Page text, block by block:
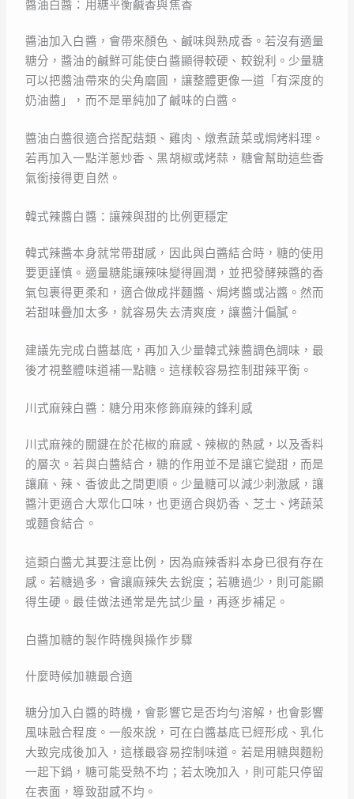
醬油白醬：用糖平衡鹹香與焦香
醬油加入白醬，會帶來顏色、鹹味與熟成香。若沒有適量
糖分，醬油的鹹鮮可能使白醬顯得較硬、較銳利。少量糖
可以把醬油帶來的尖角磨圓，讓整體更像一道「有深度的
奶油醬」，而不是單純加了鹹味的白醬。
醬油白醬很適合搭配菇類、雞肉、燉煮蔬菜或焗烤料理。
若再加入一點洋蔥炒香、黑胡椒或烤蒜，糖會幫助這些香
氣銜接得更自然。
韓式辣醬白醬：讓辣與甜的比例更穩定
韓式辣醬本身就常帶甜感，因此與白醬結合時，糖的使用
要更謹慎。適量糖能讓辣味變得圓潤，並把發酵辣醬的香
氣包裹得更柔和，適合做成拌麵醬、焗烤醬或沾醬。然而
若甜味疊加太多，就容易失去清爽度，讓醬汁偏膩。
建議先完成白醬基底，再加入少量韓式辣醬調色調味，最
後才視整體味道補一點糖。這樣較容易控制甜辣平衡。
川式麻辣白醬：糖分用來修飾麻辣的鋒利感
川式麻辣的關鍵在於花椒的麻感、辣椒的熱感，以及香料
的層次。若與白醬結合，糖的作用並不是讓它變甜，而是
讓麻、辣、香彼此之間更順。少量糖可以減少刺激感，讓
醬汁更適合大眾化口味，也更適合與奶香、芝士、烤蔬菜
或麵食結合。
這類白醬尤其要注意比例，因為麻辣香料本身已很有存在
感。若糖過多，會讓麻辣失去銳度；若糖過少，則可能顯
得生硬。最佳做法通常是先試少量，再逐步補足。
白醬加糖的製作時機與操作步驟
什麼時候加糖最合適
糖分加入白醬的時機，會影響它是否均勻溶解，也會影響
風味融合程度。一般來說，可在白醬基底已經形成、乳化
大致完成後加入，這樣最容易控制味道。若是用糖與麵粉
一起下鍋，糖可能受熱不均；若太晚加入，則可能只停留
在表面，導致甜感不均。